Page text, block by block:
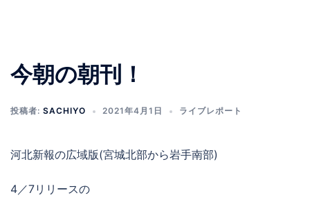
今朝の朝刊！
投稿者: SACHIYO 2021年4月1日 ライブレポート
河北新報の広域版(宮城北部から岩手南部)
4／7リリースの